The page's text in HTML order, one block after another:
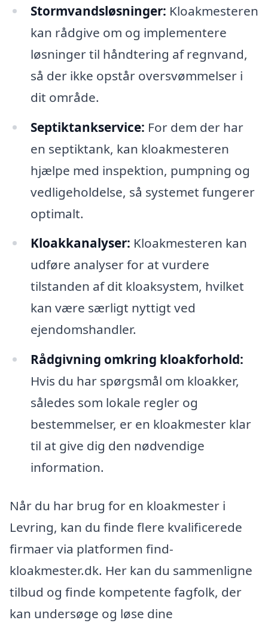
Stormvandsløsninger: Kloakmesteren
kan rådgive om og implementere
løsninger til håndtering af regnvand,
så der ikke opstår oversvømmelser i
dit område.
Septiktankservice: For dem der har
en septiktank, kan kloakmesteren
hjælpe med inspektion, pumpning og
vedligeholdelse, så systemet fungerer
optimalt.
Kloakkanalyser: Kloakmesteren kan
udføre analyser for at vurdere
tilstanden af dit kloaksystem, hvilket
kan være særligt nyttigt ved
ejendomshandler.
Rådgivning omkring kloakforhold:
Hvis du har spørgsmål om kloakker,
således som lokale regler og
bestemmelser, er en kloakmester klar
til at give dig den nødvendige
information.
Når du har brug for en kloakmester i
Levring, kan du finde flere kvalificerede
firmaer via platformen find-
kloakmester.dk. Her kan du sammenligne
tilbud og finde kompetente fagfolk, der
kan undersøge og løse dine